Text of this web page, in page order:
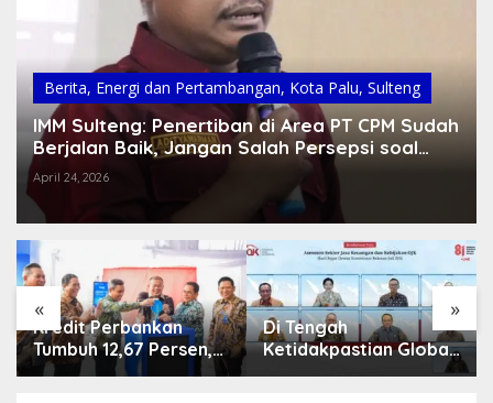
Berita, Energi dan Pertambangan, Kota Palu, Sulteng
IMM Sulteng: Penertiban di Area PT CPM Sudah
Berjalan Baik, Jangan Salah Persepsi soal
Pernyataan Wakapolda
April 24, 2026
« »
Di Tengah
Ketidakpastian Global,
OJK Pastikan
IHSG Menguat, Jumlah
Investor Pasar Modal
Tembus 30 Juta per